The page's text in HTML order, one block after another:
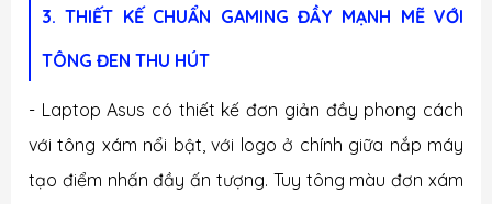
3. THIẾT KẾ CHUẨN GAMING ĐẦY MẠNH MẼ VỚI
TÔNG ĐEN THU HÚT
- Laptop Asus có thiết kế đơn giản đầy phong cách
với tông xám nổi bật, với logo ở chính giữa nắp máy
tạo điểm nhấn đầy ấn tượng. Tuy tông màu đơn xám